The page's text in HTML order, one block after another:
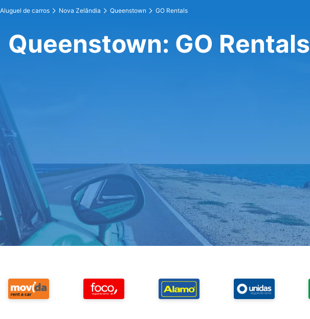
Aluguel de carros Nova Zelândia Queenstown GO Rentals
Queenstown: GO Rentals